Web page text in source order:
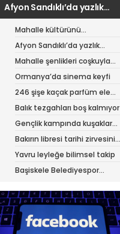
Afyon Sandıklı’da yazlık
patates hasadı
Mahalle kültürünü
canlandıran şenlik
Afyon Sandıklı’da yazlık
patates hasadı
Mahalle şenlikleri coşkuyla
sürüyor
Ormanya’da sinema keyfi
246 şişe kaçak parfüm ele
geçirildi
Balık tezgahları boş kalmıyor
Gençlik kampında kuşaklar
buluştu
Bakırın libresi tarihi zirvesini
test ediyor
Yavru leyleğe bilimsel takip
Başiskele Belediyespor